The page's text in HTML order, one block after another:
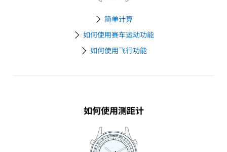
简单计算
如何使用赛车运动功能
如何使用飞行功能
如何使用测距计